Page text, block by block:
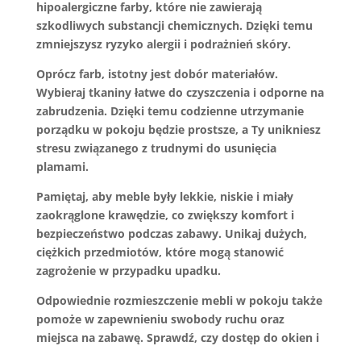
hipoalergiczne farby, które nie zawierają
szkodliwych substancji chemicznych. Dzięki temu
zmniejszysz ryzyko alergii i podrażnień skóry.
Oprócz farb, istotny jest dobór materiałów.
Wybieraj tkaniny łatwe do czyszczenia i odporne na
zabrudzenia. Dzięki temu codzienne utrzymanie
porządku w pokoju będzie prostsze, a Ty unikniesz
stresu związanego z trudnymi do usunięcia
plamami.
Pamiętaj, aby meble były lekkie, niskie i miały
zaokrąglone krawędzie, co zwiększy komfort i
bezpieczeństwo podczas zabawy. Unikaj dużych,
ciężkich przedmiotów, które mogą stanowić
zagrożenie w przypadku upadku.
Odpowiednie rozmieszczenie mebli w pokoju także
pomoże w zapewnieniu swobody ruchu oraz
miejsca na zabawę. Sprawdź, czy dostęp do okien i